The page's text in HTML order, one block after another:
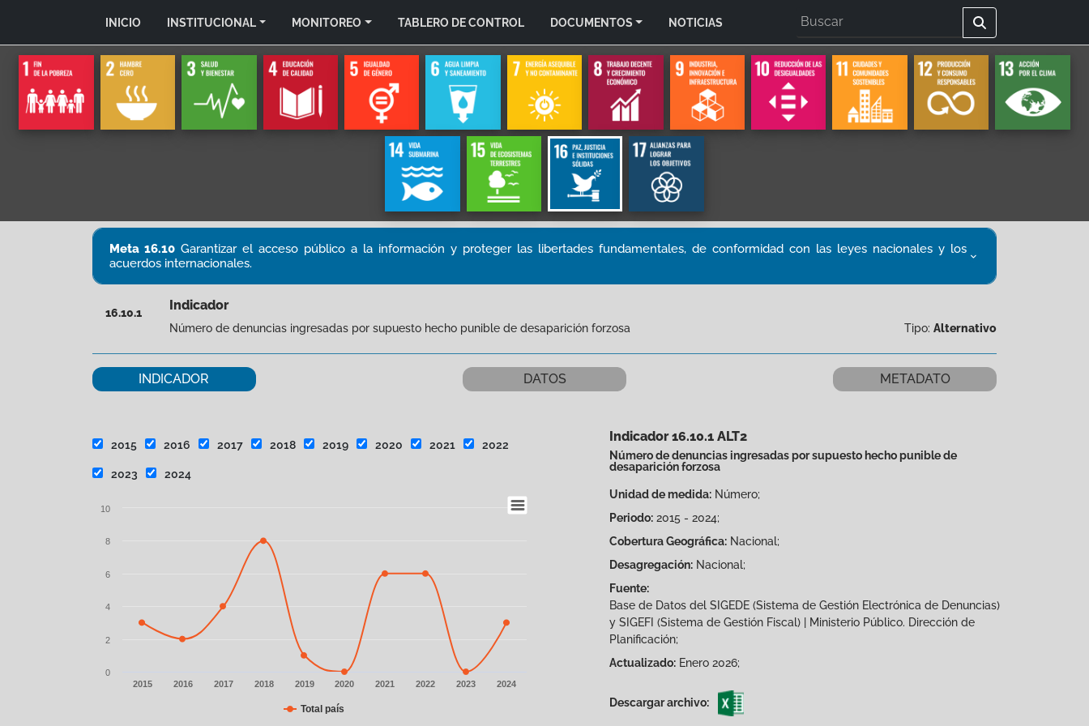
INICIO INSTITUCIONAL MONITOREO TABLERO DE CONTROL DOCUMENTOS NOTICIAS
Meta 16.10 Garantizar el acceso público a la información y proteger las libertades fundamentales, de conformidad con las leyes nacionales y los
acuerdos internacionales.
16.10.1 Indicador
Número de denuncias ingresadas por supuesto hecho punible de desaparición forzosa Tipo: Alternativo
INDICADOR DATOS METADATO
2015 2016 2017 2018 2019 2020 2021 2022
2023
2024
View as data table, Chart
The chart has 1 X axis displaying categories.
The chart has 1 Y axis displaying values. Data ranges from 0 to 8.
Total país
2015 2016 2017 2018 2019 2020 2021 2022 2023 2024
0
2
4
6
8
10
Indicador 16.10.1 ALT2
Número de denuncias ingresadas por supuesto hecho punible de
desaparición forzosa
Unidad de medida: Número;
Periodo: 2015 - 2024;
Cobertura Geográfica: Nacional;
Desagregación: Nacional;
Fuente:
Base de Datos del SIGEDE (Sistema de Gestión Electrónica de Denuncias)
y SIGEFI (Sistema de Gestión Fiscal) | Ministerio Público. Dirección de
Planificación;
Actualizado: Enero 2026;
Descargar archivo: